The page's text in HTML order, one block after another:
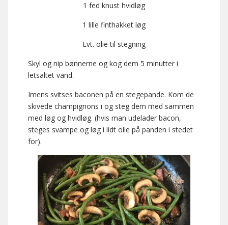
1 fed knust hvidløg
1 lille finthakket løg
Evt. olie til stegning
Skyl og nip bønnerne og kog dem 5 minutter i
letsaltet vand.
Imens svitses baconen på en stegepande. Kom de
skivede champignons i og steg dem med sammen
med løg og hvidløg. (hvis man udelader bacon,
steges svampe og løg i lidt olie på panden i stedet
for).